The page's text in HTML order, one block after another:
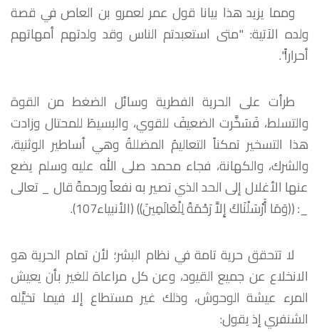
ومما يزيد هذا بيانا قول عمر لعمرو بن العاص في قصة
ولده الآتية: "متى استعبدتم الناس وقد ولدتهم أمهاتهم
أحراراً".
طرأت على الحرية الفطرية وسائل الضغط من القوة
والتسلط، فَسَخَّرت الضعيفَ للقوي، والبسيطَ للمحتال وزادت
هذا التسخير تمكناً التعاليمُ المضللةُ وهي أساطير الوثنية،
والشرك، والكهانة، فجاء محمد صلى الله عليه وسلم يضع
عنها الأغلال إلى الحد الذي تصير به نفعاً ورحمةً قال _ تعالى
_: ((وَمَا أَرْسَلْنَاكَ إِلاَّ رَحْمَةً لِلْعَالَمِينَ)) (الأنبياء107
).
لا تتحقق حرية تامة في نظام البشر؛ لأن تمام الحرية هو
الانخلاع عن جميع القيود، وعن كل مراعاة للغير بأن يعيش
المرء عيشة الوحوش، وذلك غير مستطاع إلا فيما تخيَّله
الشنفري إذ يقول: